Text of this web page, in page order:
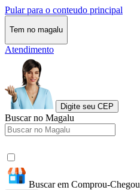
Pular para o conteudo principal
Tem no magalu
Atendimento
Digite seu CEP
Buscar no Magalu
Buscar em Comprou-Chegou